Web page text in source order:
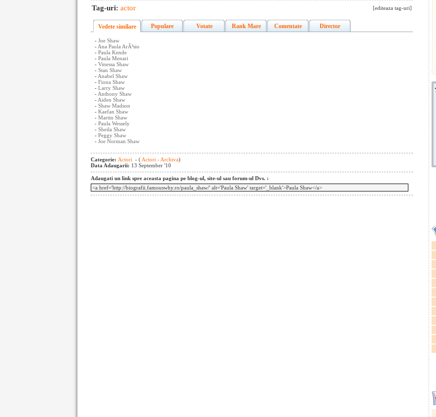
Tag-uri: actor [editeaza tag-uri]
Vedete similare Populare Votate Rank Mare Comentate Director
- Joe Shaw
- Ana Paula ArÃ³sio
- Paula Kende
- Paula Menari
- Vinessa Shaw
- Stan Shaw
- Anabel Shaw
- Fiona Shaw
- Larry Shaw
- Anthony Shaw
- Aiden Shaw
- Shaw Madson
- Kaefan Shaw
- Martin Shaw
- Paula Wessely
- Sheila Shaw
- Peggy Shaw
- Joe Norman Shaw
Categorie: Actori - ( Actori - Archiva)
Data Adaugarii: 13 September '10
Adaugati un link spre aceasta pagina pe blog-ul, site-ul sau forum-ul Dvs. :